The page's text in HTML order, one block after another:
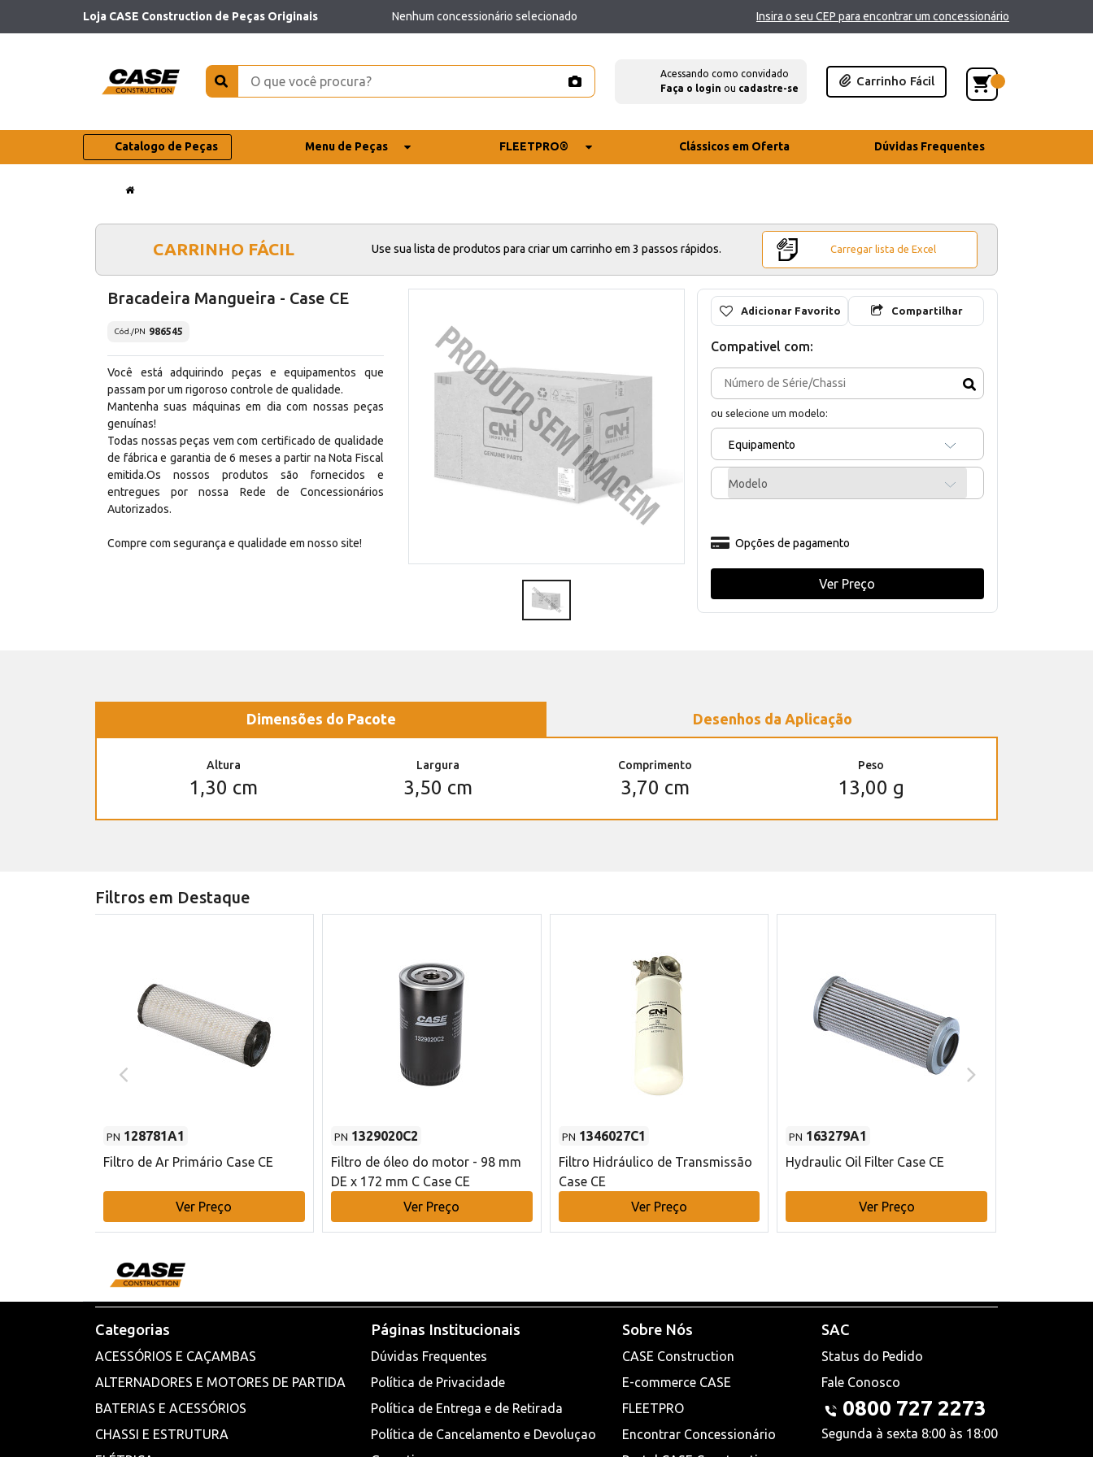
Loja CASE Construction de Peças Originais Nenhum concessionário selecionado Insira o seu CEP para encontrar um concessionário
Acessando como convidado
Faça o login ou cadastre-se
Carrinho Fácil
Catalogo de Peças Menu de Peças FLEETPRO® Clássicos em Oferta Dúvidas Frequentes
CARRINHO FÁCIL Use sua lista de produtos para criar um carrinho em 3 passos rápidos. Carregar lista de Excel
Bracadeira Mangueira - Case CE
Cód./PN 986545
Você está adquirindo peças e equipamentos que
passam por um rigoroso controle de qualidade.
Mantenha suas máquinas em dia com nossas peças
genuínas!
Todas nossas peças vem com certificado de qualidade
de fábrica e garantia de 6 meses a partir na Nota Fiscal
emitida.Os nossos produtos são fornecidos e
entregues por nossa Rede de Concessionários
Autorizados.
Compre com segurança e qualidade em nosso site!
Adicionar Favorito Compartilhar
Compativel com:
ou selecione um modelo:
Equipamento
Modelo
Opções de pagamento
Ver Preço
Dimensões do Pacote Desenhos da Aplicação
Altura
1,30 cm
Largura
3,50 cm
Comprimento
3,70 cm
Peso
13,00 g
Filtros em Destaque
PN 128781A1
Filtro de Ar Primário Case CE
Ver Preço
PN 1329020C2
Filtro de óleo do motor - 98 mm
DE x 172 mm C Case CE
Ver Preço
PN 1346027C1
Filtro Hidráulico de Transmissão
Case CE
Ver Preço
PN 163279A1
Hydraulic Oil Filter Case CE
Ver Preço
Categorias
ACESSÓRIOS E CAÇAMBAS
ALTERNADORES E MOTORES DE PARTIDA
BATERIAS E ACESSÓRIOS
CHASSI E ESTRUTURA
Páginas Institucionais
Dúvidas Frequentes
Política de Privacidade
Política de Entrega e de Retirada
Política de Cancelamento e Devoluçao
Sobre Nós
CASE Construction
E-commerce CASE
FLEETPRO
Encontrar Concessionário
SAC
Status do Pedido
Fale Conosco
0800 727 2273
Segunda à sexta 8:00 às 18:00